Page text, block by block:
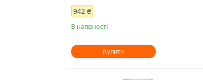
942 ₴
В наявності
Купити